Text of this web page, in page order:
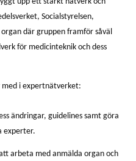
Socialstyrelsen,
där gruppen framför såväl
för medicinteknik och dess
med i expertnätverket:
ändringar, guidelines samt göra
experter.
arbeta med anmälda organ och